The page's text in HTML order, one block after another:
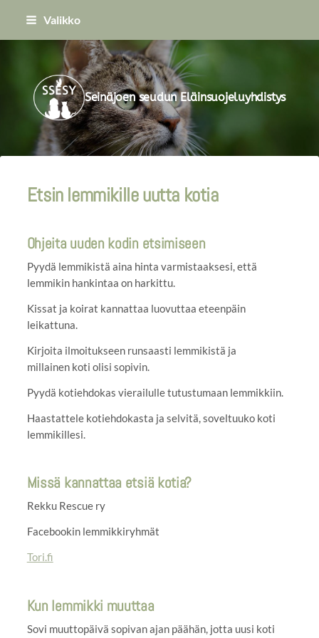
Siirry
Valikko
Seinäjoen seudun Eläinsuojeluyhdistys
Etsin lemmikille uutta kotia
Ohjeita uuden kodin etsimiseen
Pyydä lemmikistä aina hinta varmistaaksesi, että
lemmikin hankintaa on harkittu.
Kissat ja koirat kannattaa luovuttaa eteenpäin
leikattuna.
Kirjoita ilmoitukseen runsaasti lemmikistä ja
millainen koti olisi sopivin.
Pyydä kotiehdokas vierailulle tutustumaan lemmikkiin.
Haastattele kotiehdokasta ja selvitä, soveltuuko koti
lemmikillesi.
Missä kannattaa etsiä kotia?
Rekku Rescue ry
Facebookin lemmikkiryhmät
Tori.fi
Kun lemmikki muuttaa
Sovi muuttopäivä sopivan ajan päähän, jotta uusi koti